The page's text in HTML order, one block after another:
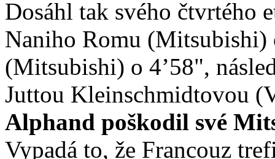
Dosáhl tak svého čtvrtého
Naniho Romu (Mitsubishi)
(Mitsubishi) o 4’58",
Juttou Kleinschmidtovou
Alphand poškodil své
Vypadá to, že Francouz